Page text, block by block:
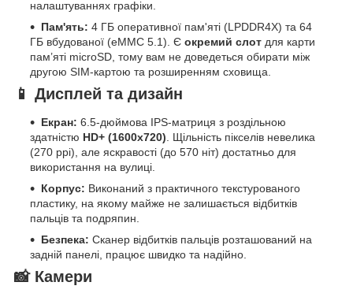
налаштуваннях графіки.
Пам'ять: 4 ГБ оперативної пам'яті (LPDDR4X) та 64
ГБ вбудованої (eMMC 5.1). Є окремий слот для карти
пам’яті microSD, тому вам не доведеться обирати між
другою SIM-картою та розширенням сховища.
📱 Дисплей та дизайн
Екран: 6.5-дюймова IPS-матриця з роздільною
здатністю HD+ (1600x720) . Щільність пікселів невелика
(270 ppi), але яскравості (до 570 ніт) достатньо для
використання на вулиці.
Корпус: Виконаний з практичного текстурованого
пластику, на якому майже не залишається відбитків
пальців та подряпин.
Безпека: Сканер відбитків пальців розташований на
задній панелі, працює швидко та надійно.
📸 Камери